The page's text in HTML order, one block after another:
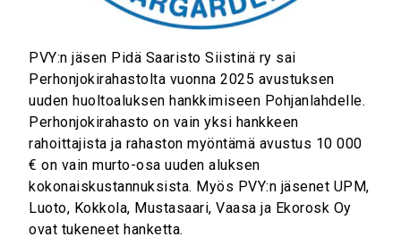
PVY:n jäsen Pidä Saaristo Siistinä ry sai
Perhonjokirahastolta vuonna 2025 avustuksen
uuden huoltoaluksen hankkimiseen Pohjanlahdelle.
Perhonjokirahasto on vain yksi hankkeen
rahoittajista ja rahaston myöntämä avustus 10 000
€ on vain murto-osa uuden aluksen
kokonaiskustannuksista. Myös PVY:n jäsenet UPM,
Luoto, Kokkola, Mustasaari, Vaasa ja Ekorosk Oy
ovat tukeneet hanketta.